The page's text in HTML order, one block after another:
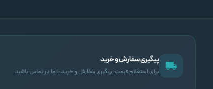
پیگیری سفارش و خرید
برای استعلام قیمت، پیگیری سفارش و خرید با ما در تماس باشید